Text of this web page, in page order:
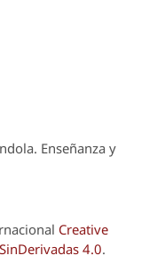
Enseñanza y
Creative
4.0.